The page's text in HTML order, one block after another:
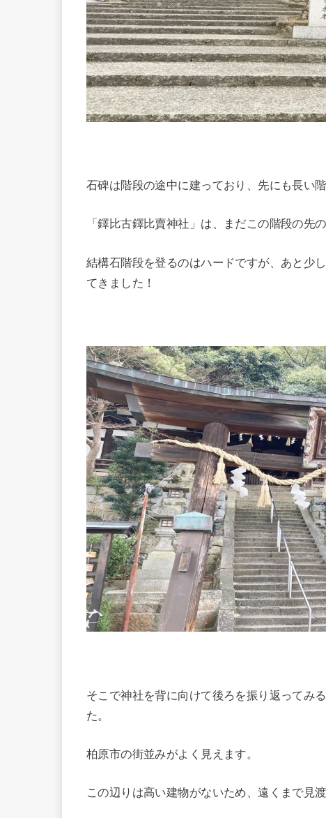
石碑は階段の途中に建っており、先にも長い階
「鐸比古鐸比賣神社」は、まだこの階段の先の
結構石階段を登るのはハードですが、あと少
てきました！
そこで神社を背に向けて後ろを振り返ってみ
た。
柏原市の街並みがよく見えます。
この辺りは高い建物がないため、遠くまで見